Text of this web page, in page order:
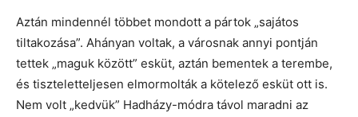
Aztán mindennél többet mondott a pártok „sajátos
tiltakozása”. Ahányan voltak, a városnak annyi pontján
tettek „maguk között” esküt, aztán bementek a terembe,
és tiszteletteljesen elmormolták a kötelező esküt ott is.
Nem volt „kedvük” Hadházy-módra távol maradni az